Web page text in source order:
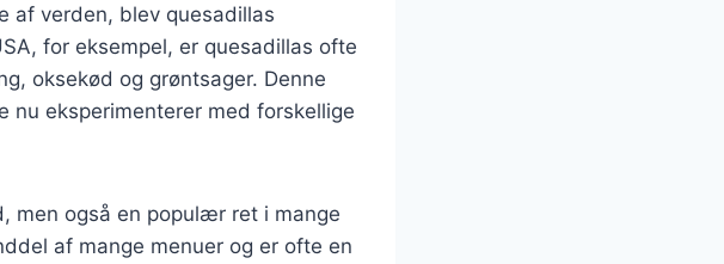
af verden, blev quesadillas
for eksempel, er quesadillas ofte
oksekød og grøntsager. Denne
nu eksperimenterer med forskellige
men også en populær ret i mange
af mange menuer og er ofte en